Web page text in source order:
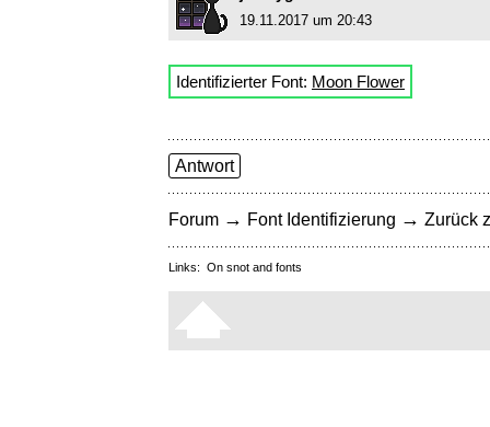
19.11.2017 um 20:43
Identifizierter Font: Moon Flower
Antwort
Forum → Font Identifizierung → Zurück
Links: On snot and fonts